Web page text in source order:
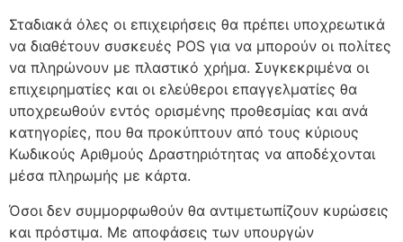
Σταδιακά όλες οι επιχειρήσεις θα πρέπει υποχρεωτικά
να διαθέτουν συσκευές POS για να μπορούν οι πολίτες
να πληρώνουν με πλαστικό χρήμα. Συγκεκριμένα οι
επιχειρηματίες και οι ελεύθεροι επαγγελματίες θα
υποχρεωθούν εντός ορισμένης προθεσμίας και ανά
κατηγορίες, που θα προκύπτουν από τους κύριους
Κωδικούς Αριθμούς Δραστηριότητας να αποδέχονται
μέσα πληρωμής με κάρτα.
Όσοι δεν συμμορφωθούν θα αντιμετωπίζουν κυρώσεις
και πρόστιμα. Με αποφάσεις των υπουργών